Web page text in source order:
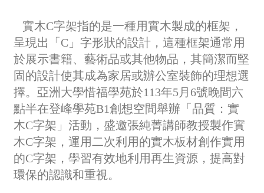
實木C字架指的是一種用實木製成的框架，
呈現出「C」字形狀的設計，這種框架通常用
於展示書籍、藝術品或其他物品，其簡潔而堅
固的設計使其成為家居或辦公室裝飾的理想選
擇。亞洲大學惜福學苑於113年5月6號晚間六
點半在登峰學苑B1創想空間舉辦「品質：實
木C字架」活動，盛邀張純菁講師教授製作實
木C字架，運用二次利用的實木板材創作實用
的C字架，學習有效地利用再生資源，提高對
環保的認識和重視。